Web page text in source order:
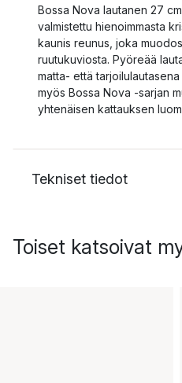
Bossa Nova lautanen 27
valmistettu hienoimmasta
kaunis reunus, joka
ruutukuviosta. Pyöreää
matta- että
myös Bossa Nova -sarjan
yhtenäisen kattauksen
Tekniset tiedot
Toiset katsoivat